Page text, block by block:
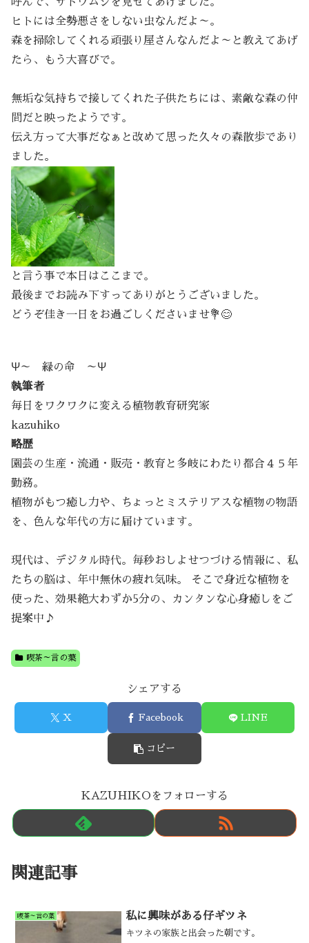
呼んで、ザトウムシを見せてあげました。
ヒトには全勢悪さをしない虫なんだよ～。
森を掃除してくれる頑張り屋さんなんだよ～と教えてあげ
たら、もう大喜びで。
無垢な気持ちで接してくれた子供たちには、素敵な森の仲
間だと映ったようです。
伝え方って大事だなぁと改めて思った久々の森散歩であり
ました。
と言う事で本日はここまで。
最後までお読み下すってありがとうございました。
どうぞ佳き一日をお過ごしくださいませ💐😊
Ψ～ 緑の命 ～Ψ
執筆者
毎日をワクワクに変える植物教育研究家
kazuhiko
略歴
園芸の生産・流通・販売・教育と多岐にわたり都合４５年
勤務。
植物がもつ癒し力や、ちょっとミステリアスな植物の物語
を、色んな年代の方に届けています。
現代は、デジタル時代。毎秒おしよせつづける情報に、私
たちの脳は、年中無休の疲れ気味。 そこで身近な植物を
使った、効果絶大わずか5分の、カンタンな心身癒しをご
提案中♪
喫茶～言の葉
シェアする
X Facebook LINE
コピー
KAZUHIKOをフォローする
関連記事
喫茶～言の葉 私に興味がある仔ギツネ
キツネの家族と出会った朝です。